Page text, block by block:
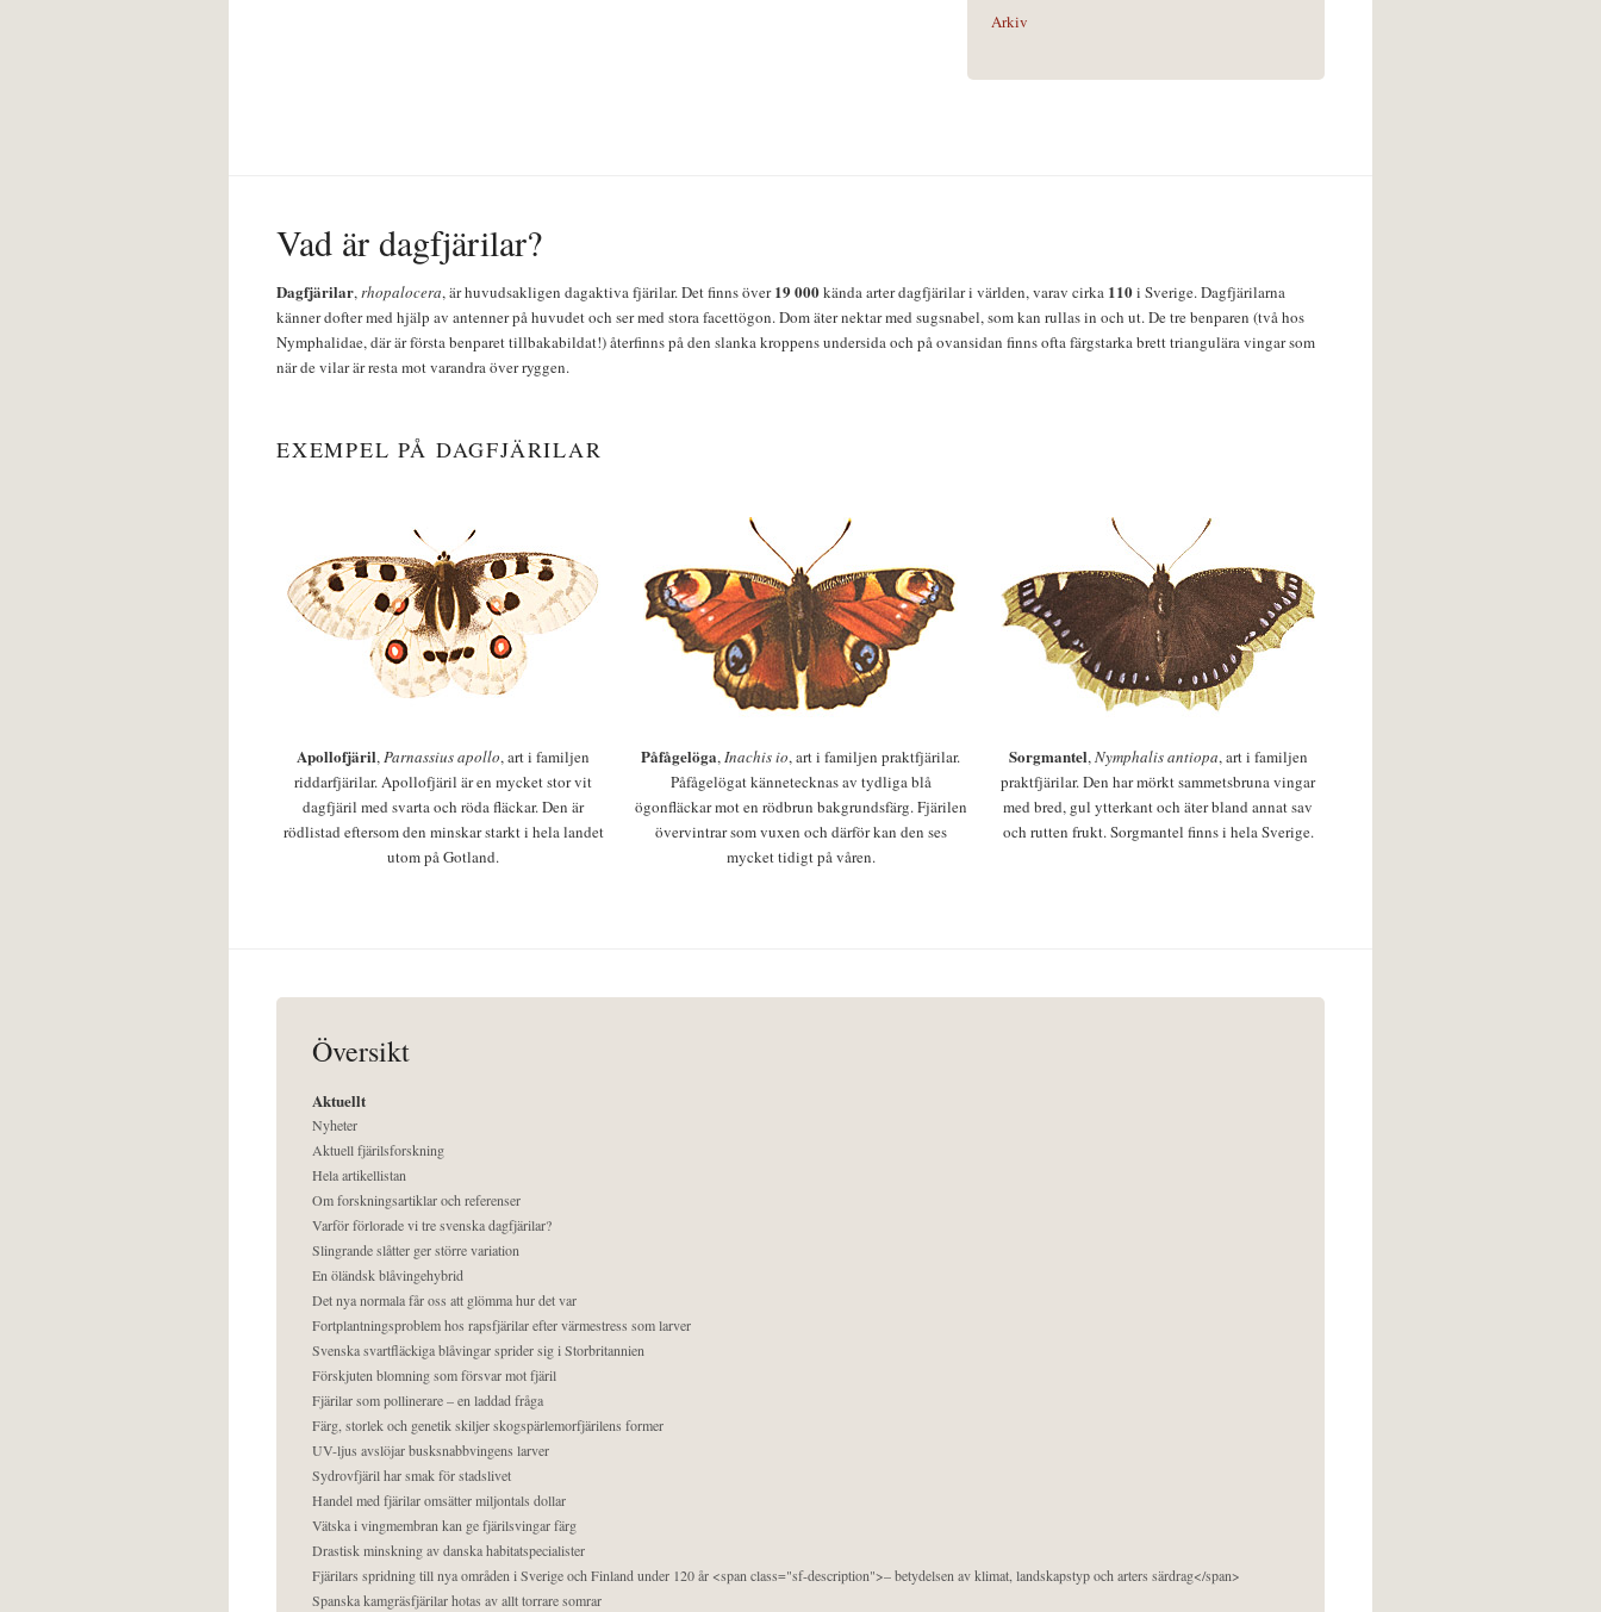
Arkiv
Vad är dagfjärilar?
Dagfjärilar,rhopalocera, är huvudsakligen dagaktiva fjärilar. Det finns över19 000kända arter dagfjärilar i världen, varav cirka 110i Sverige. Dagfjärilarna
känner dofter med hjälp av antenner på huvudet och ser med stora facettögon. Dom äter nektar med sugsnabel, som kan rullas in och ut. De tre benparen (två hos
Nymphalidae, där är första benparet tillbakabildat!) återfinns på den slanka kroppens undersida och på ovansidan finns ofta färgstarka brett triangulära vingar som
när de vilar är resta mot varandra över ryggen.
EXEMPEL PÅ DAGFJÄRILAR
Apollofjäril,Parnassius apollo, art i familjen
riddarfjärilar. Apollofjäril är en mycket stor vit
dagfjäril med svarta och röda fläckar. Den är
rödlistad eftersom den minskar starkt i hela landet
utom på Gotland.
Påfågelöga,Inachis io, art i familjen praktfjärilar.
Påfågelögat kännetecknas av tydliga blå
ögonfläckar mot en rödbrun bakgrundsfärg. Fjärilen
övervintrar som vuxen och därför kan den ses
mycket tidigt på våren.
Sorgmantel,Nymphalis antiopa, art i familjen
praktfjärilar. Den har mörkt sammetsbruna vingar
med bred, gul ytterkant och äter bland annat sav
och rutten frukt. Sorgmantel finns i hela Sverige.
Översikt
Aktuellt
Nyheter
Aktuell fjärilsforskning
Hela artikellistan
Om forskningsartiklar och referenser
Varför förlorade vi tre svenska dagfjärilar?
Slingrande slåtter ger större variation
En öländsk blåvingehybrid
Det nya normala får oss att glömma hur det var
Fortplantningsproblem hos rapsfjärilar efter värmestress som larver
Svenska svartfläckiga blåvingar sprider sig i Storbritannien
Förskjuten blomning som försvar mot fjäril
Fjärilar som pollinerare – en laddad fråga
Färg, storlek och genetik skiljer skogspärlemorfjärilens former
UV-ljus avslöjar busksnabbvingens larver
Sydrovfjäril har smak för stadslivet
Handel med fjärilar omsätter miljontals dollar
Vätska i vingmembran kan ge fjärilsvingar färg
Drastisk minskning av danska habitatspecialister
Fjärilars spridning till nya områden i Sverige och Finland under 120 år <span class="sf-description">– betydelsen av klimat, landskapstyp och arters särdrag</span>
Spanska kamgräsfjärilar hotas av allt torrare somrar